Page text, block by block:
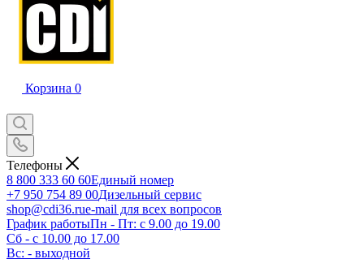
Корзина 0
Телефоны
8 800 333 60 60Единый номер
+7 950 754 89 00Дизельный сервис
shop@cdi36.rue-mail для всех вопросов
График работыПн - Пт: с 9.00 до 19.00
Сб - с 10.00 до 17.00
Вс: - выходной